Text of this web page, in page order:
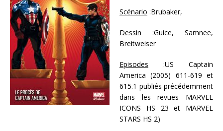
Scénario :Brubaker,
Dessin :Guice, Samnee,
Breitweiser
Episodes :US Captain
America (2005) 611-619 et
615.1 publiés précédemment
dans les revues MARVEL
ICONS HS 23 et MARVEL
STARS HS 2)